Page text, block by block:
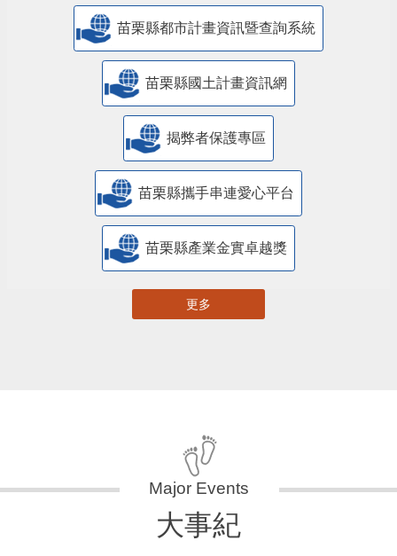
苗栗縣都市計畫資訊暨查詢系統
苗栗縣國土計畫資訊網
揭弊者保護專區
苗栗縣攜手串連愛心平台
苗栗縣產業金實卓越獎
更多
大事紀